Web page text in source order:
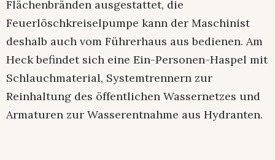
Flächenbränden ausgestattet, die
Feuerlöschkreiselpumpe kann der Maschinist
deshalb auch vom Führerhaus aus bedienen. Am
Heck befindet sich eine Ein-Personen-Haspel mit
Schlauchmaterial, Systemtrennern zur
Reinhaltung des öffentlichen Wassernetzes und
Armaturen zur Wasserentnahme aus Hydranten.